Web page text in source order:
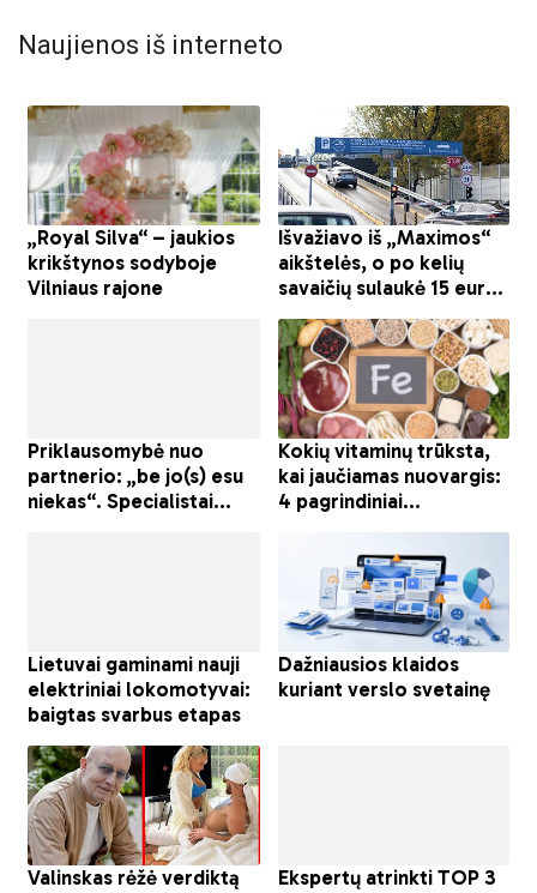
Naujienos iš interneto